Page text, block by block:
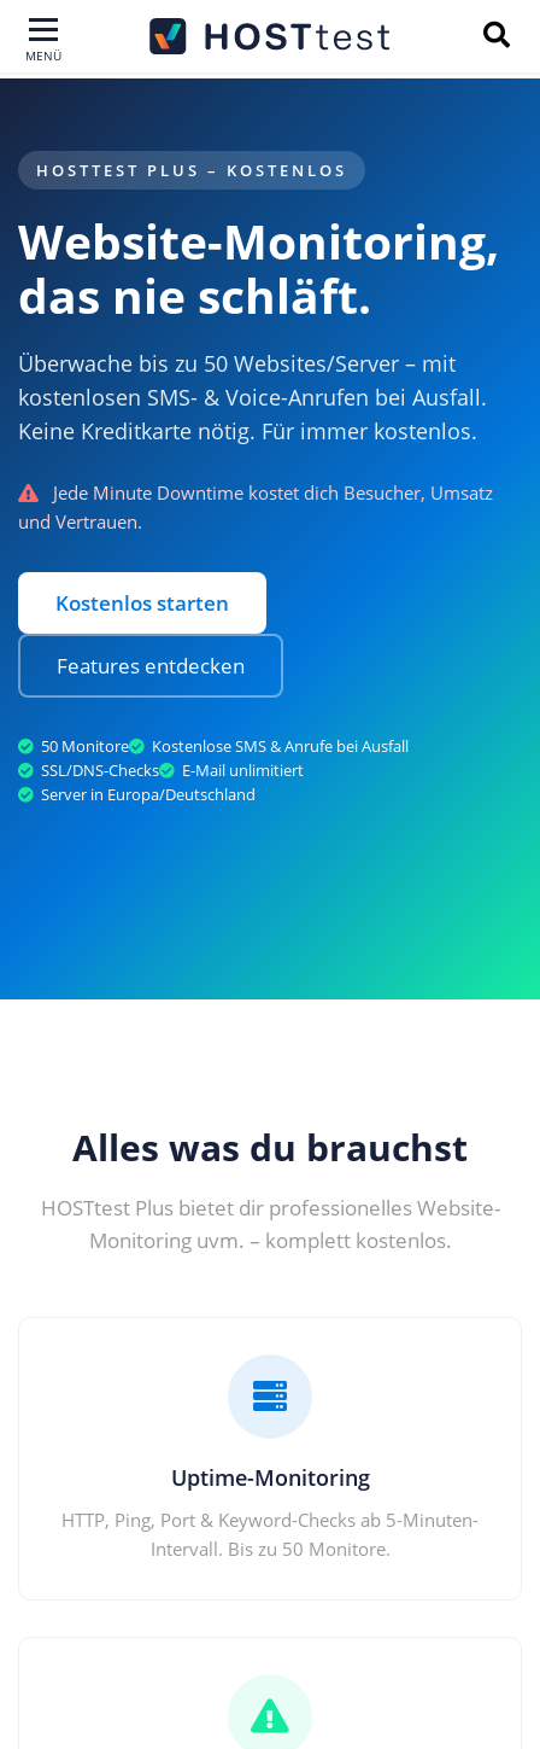
MENÜ
HOSTTEST PLUS – KOSTENLOS
Website-Monitoring,
das nie schläft.
Überwache bis zu 50 Websites/Server – mit
kostenlosen SMS- & Voice-Anrufen bei Ausfall.
Keine Kreditkarte nötig. Für immer kostenlos.
Jede Minute Downtime kostet dich Besucher, Umsatz
und Vertrauen.
Kostenlos starten
Features entdecken
50 Monitore
Kostenlose SMS & Anrufe bei Ausfall
SSL/DNS-Checks
E-Mail unlimitiert
Server in Europa/Deutschland
Alles was du brauchst
HOSTtest Plus bietet dir professionelles Website-
Monitoring uvm. – komplett kostenlos.
Uptime-Monitoring
HTTP, Ping, Port & Keyword-Checks ab 5-Minuten-
Intervall. Bis zu 50 Monitore.